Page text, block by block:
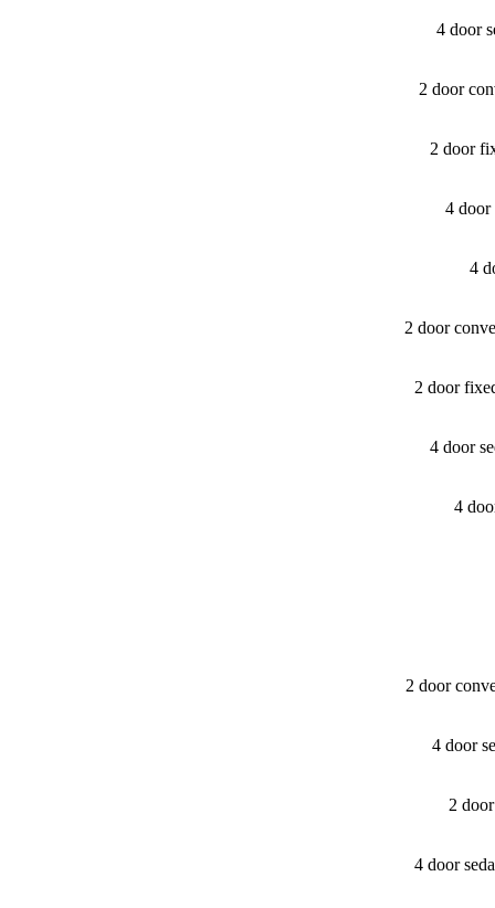
4 door
2 door
2 door
4 door
4
2 door
2 door
4 door
4
2 door
4 door
2
4 door